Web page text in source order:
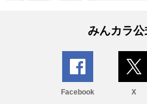
みんカラ
Facebook X